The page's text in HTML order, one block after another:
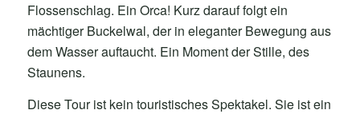
Flossenschlag. Ein Orca! Kurz darauf folgt ein
mächtiger Buckelwal, der in eleganter Bewegung aus
dem Wasser auftaucht. Ein Moment der Stille, des
Staunens.
Diese Tour ist kein touristisches Spektakel. Sie ist ein